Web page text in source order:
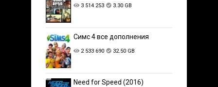
3 514 253 3.30 GB
Симс 4 все дополнения
2 533 690 32.50 GB
Need for Speed (2016)